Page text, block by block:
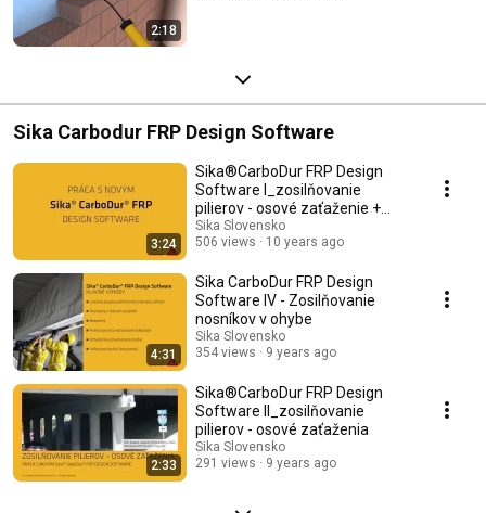
2:18
Sika Carbodur FRP Design Software
3:24
Sika®CarboDur FRP Design
Software I_zosilňovanie
pilierov - osové zaťaženie +
ohyb
Sika Slovensko
506 views
10 years ago
4:31
Sika CarboDur FRP Design
Software IV - Zosilňovanie
nosníkov v ohybe
Sika Slovensko
354 views
9 years ago
2:33
Sika®CarboDur FRP Design
Software II_zosilňovanie
pilierov - osové zaťaženia
Sika Slovensko
291 views
9 years ago